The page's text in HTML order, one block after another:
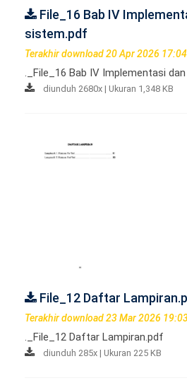
File_16 Bab IV
sistem.pdf
Terakhir download 20 Apr 2026 17:04
._File_16 Bab IV Implementasi
diunduh 2680x | Ukuran 1,348 KB
File_12 Daftar
Terakhir download 23 Mar 2026
._File_12 Daftar Lampiran.pdf
diunduh 285x | Ukuran 225 KB